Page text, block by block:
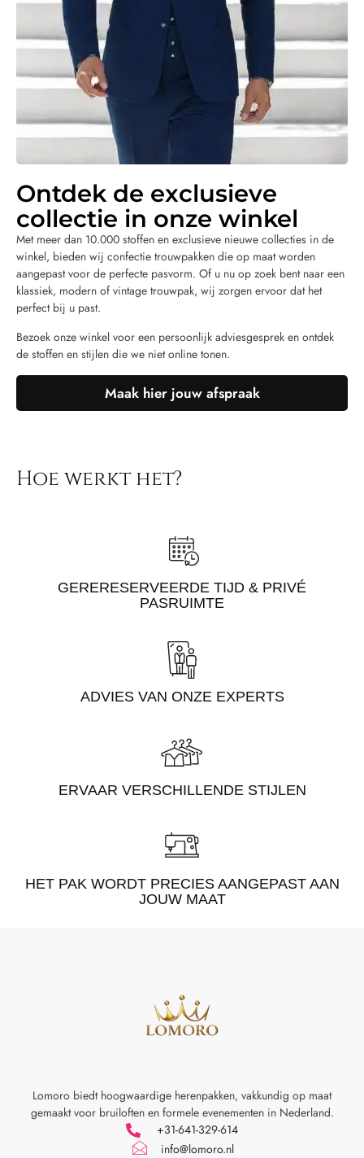
Ontdek de exclusieve
collectie in onze winkel
Met meer dan 10.000 stoffen en exclusieve nieuwe collecties in de
winkel, bieden wij confectie trouwpakken die op maat worden
aangepast voor de perfecte pasvorm. Of u nu op zoek bent naar een
klassiek, modern of vintage trouwpak, wij zorgen ervoor dat het
perfect bij u past.
Bezoek onze winkel voor een persoonlijk adviesgesprek en ontdek
de stoffen en stijlen die we niet online tonen.
Maak hier jouw afspraak
Hoe werkt het?
GERERESERVEERDE TIJD & PRIVÉ
PASRUIMTE
ADVIES VAN ONZE EXPERTS
ERVAAR VERSCHILLENDE STIJLEN
HET PAK WORDT PRECIES AANGEPAST AAN
JOUW MAAT
Lomoro biedt hoogwaardige herenpakken, vakkundig op maat
gemaakt voor bruiloften en formele evenementen in Nederland.
+31-641-329-614
info@lomoro.nl